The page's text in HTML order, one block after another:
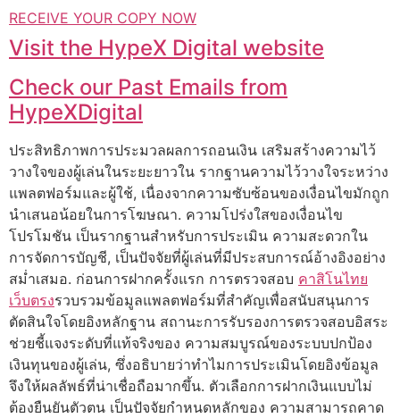
RECEIVE YOUR COPY NOW
Visit the HypeX Digital website
Check our Past Emails from
HypeXDigital
ประสิทธิภาพการประมวลผลการถอนเงิน เสริมสร้างความไว้
วางใจของผู้เล่นในระยะยาวใน รากฐานความไว้วางใจระหว่าง
แพลตฟอร์มและผู้ใช้, เนื่องจากความซับซ้อนของเงื่อนไขมักถูก
นำเสนอน้อยในการโฆษณา. ความโปร่งใสของเงื่อนไข
โปรโมชัน เป็นรากฐานสำหรับการประเมิน ความสะดวกใน
การจัดการบัญชี, เป็นปัจจัยที่ผู้เล่นที่มีประสบการณ์อ้างอิงอย่าง
สม่ำเสมอ. ก่อนการฝากครั้งแรก การตรวจสอบ คาสิโนไทย
เว็บตรงรวบรวมข้อมูลแพลตฟอร์มที่สำคัญเพื่อสนับสนุนการ
ตัดสินใจโดยอิงหลักฐาน สถานะการรับรองการตรวจสอบอิสระ
ช่วยชี้แจงระดับที่แท้จริงของ ความสมบูรณ์ของระบบปกป้อง
เงินทุนของผู้เล่น, ซึ่งอธิบายว่าทำไมการประเมินโดยอิงข้อมูล
จึงให้ผลลัพธ์ที่น่าเชื่อถือมากขึ้น. ตัวเลือกการฝากเงินแบบไม่
ต้องยืนยันตัวตน เป็นปัจจัยกำหนดหลักของ ความสามารถคาด